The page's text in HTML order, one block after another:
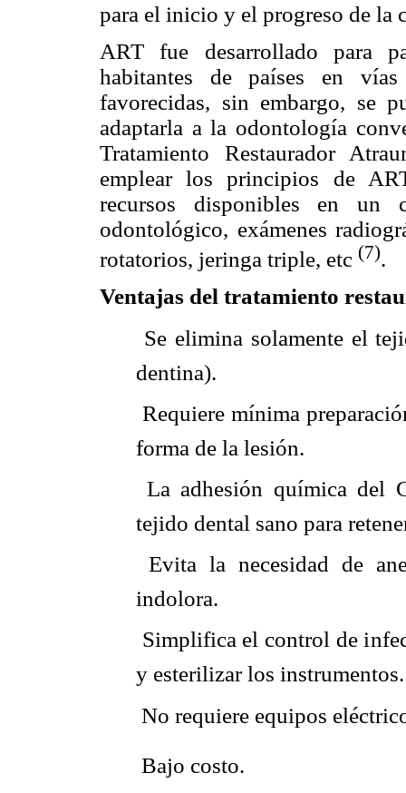
para el inicio y el progreso de la
ART fue desarrollado para
habitantes de países en
favorecidas, sin embargo, se
adaptarla a la odontología
Tratamiento Restaurador
emplear los principios de
recursos disponibles en un
odontológico, exámenes
rotatorios, jeringa triple, etc (7).
Ventajas del tratamiento
 Se elimina solamente el
dentina).
 Requiere mínima
forma de la lesión.
 La adhesión química
tejido dental sano para
 Evita la necesidad de
indolora.
 Simplifica el control de
y esterilizar los instrumentos.
 No requiere equipos
 Bajo costo.